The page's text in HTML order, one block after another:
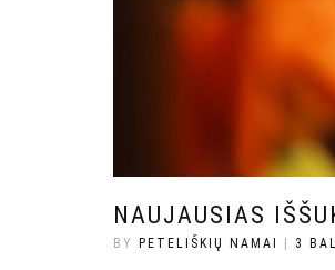
NAUJAUSIAS
BY PETELIŠKIŲ NAMAI 3